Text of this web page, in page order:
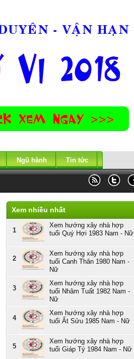
Ngũ hành Tin tức
Xem nhiều nhất
1
Xem hướng xây nhà hợp
tuổi Quý Hợi 1983 Nam - Nữ
2
Xem hướng xây nhà hợp
tuổi Canh Thân 1980 Nam -
Nữ
3
Xem hướng xây nhà hợp
tuổi Nhâm Tuất 1982 Nam -
Nữ
4
Xem hướng xây nhà hợp
tuổi Ất Sửu 1985 Nam - Nữ
5
Xem hướng xây nhà hợp
tuổi Giáp Tý 1984 Nam - Nữ